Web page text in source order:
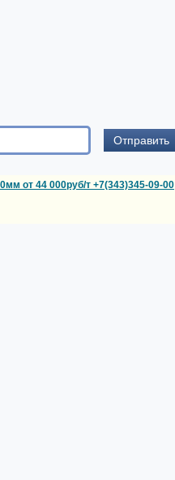
от 44 000руб/т +7(343)345-09-00